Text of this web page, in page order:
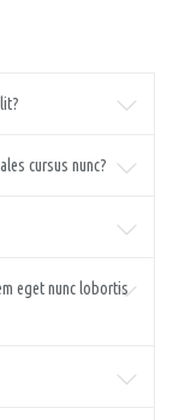
cursus nunc?
eget nunc lobortis